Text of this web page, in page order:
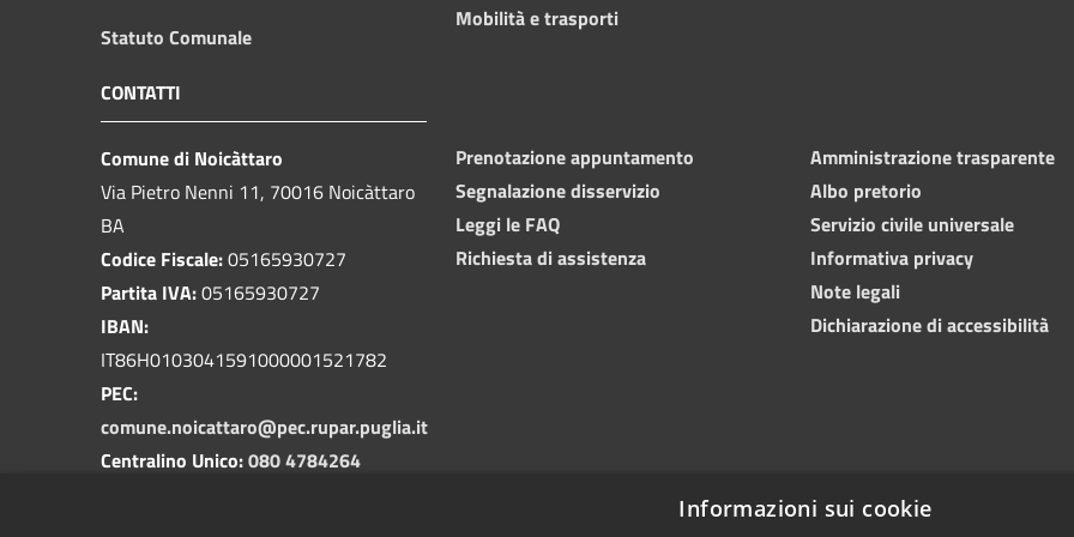
Statuto Comunale
Mobilità e trasporti
CONTATTI
Comune di Noicàttaro
Via Pietro Nenni 11, 70016 Noicàttaro
BA
Codice Fiscale:05165930727
Partita IVA:05165930727
IBAN:
IT86H0103041591000001521782
PEC:
comune.noicattaro@pec.rupar.puglia.it
Centralino Unico:080 4784264
Prenotazione appuntamento
Segnalazione disservizio
Leggi le FAQ
Richiesta di assistenza
Amministrazione trasparente
Albo pretorio
Servizio civile universale
Informativa privacy
Note legali
Dichiarazione di accessibilità
Informazioni sui cookie